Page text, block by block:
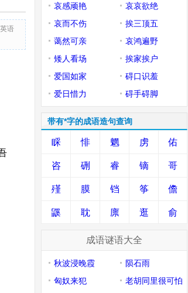
语
哀感顽艳
哀哀欲绝
哀而不伤
挨三顶五
蔼然可亲
哀鸿遍野
矮人看场
挨家挨户
爱国如家
碍口识羞
爱日惜力
碍手碍脚
带有*字的成语造句查询
睬 悱 魍 虏 佑
咨 硎 睿 镝 哥
殣 膜 铛 筝 儋
鼷 耽 廪 逛 俞
成语谜语大全
秋波浸晚霞
陨石雨
匈奴来犯
老胡同里很可怕